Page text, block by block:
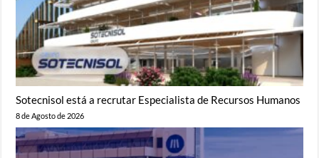
Sotecnisol está a recrutar Especialista de Recursos Humanos
8 de Agosto de 2026